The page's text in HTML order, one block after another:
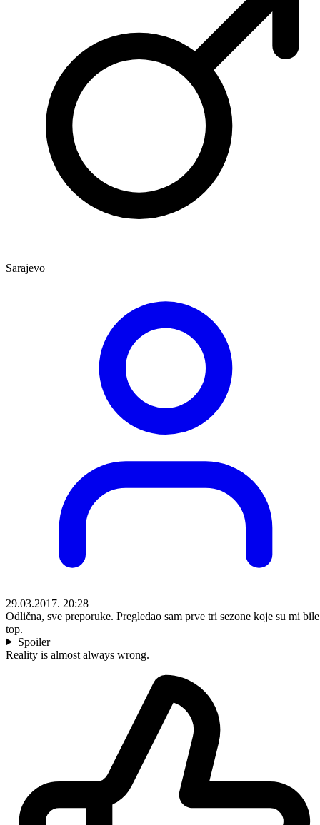
Sarajevo
29.03.2017. 20:28
Odlična, sve preporuke. Pregledao sam prve tri sezone koje su mi bile
top.
Spoiler
Reality is almost always wrong.